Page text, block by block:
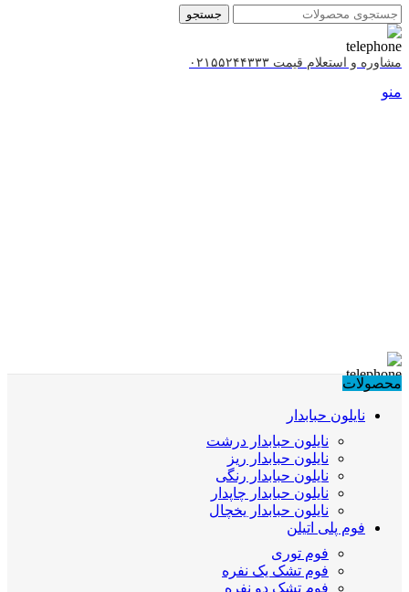
جستجو
مشاوره و استعلام قیمت ۰۲۱۵۵۲۴۴۳۳۳
منو
محصولات
نایلون حبابدار
نایلون حبابدار درشت
نایلون حبابدار ریز
نایلون حبابدار رنگی
نایلون حبابدار چاپدار
نایلون حبابدار یخچال
فوم پلی اتیلن
فوم توری
فوم تشک یک نفره
فوم تشک دو نفره